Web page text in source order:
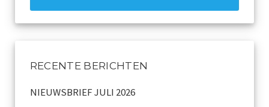
RECENTE BERICHTEN
NIEUWSBRIEF JULI 2026